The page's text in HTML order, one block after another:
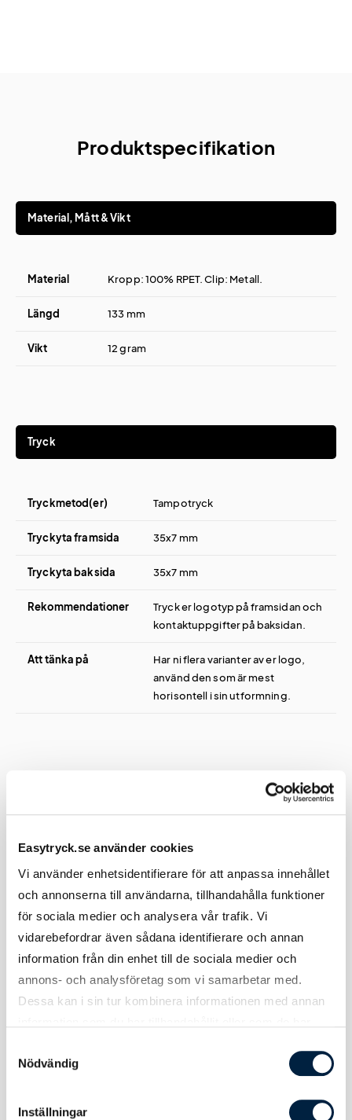
Easytryck.se använder cookies
Vi använder enhetsidentifierare för att anpassa innehållet
och annonserna till användarna, tillhandahålla funktioner
för sociala medier och analysera vår trafik. Vi
vidarebefordrar även sådana identifierare och annan
information från din enhet till de sociala medier och
annons- och analysföretag som vi samarbetar med.
Dessa kan i sin tur kombinera informationen med annan
Nödvändig
Inställningar
Produktspecifikation
Material, Mått & Vikt
Material Kropp: 100% RPET. Clip: Metall.
Längd 133 mm
Vikt 12 gram
Tryck
Tryckmetod(er) Tampotryck
Tryckyta framsida 35x7 mm
Tryckyta baksida 35x7 mm
Rekommendationer
Tryck er logotyp på framsidan och
kontaktuppgifter på baksidan.
Att tänka på
Har ni flera varianter av er logo,
använd den som är mest
horisontell i sin utformning.
Lagring /
Förvaring
Förvaras bäst i sval och mörk miljö.
Tekniskt